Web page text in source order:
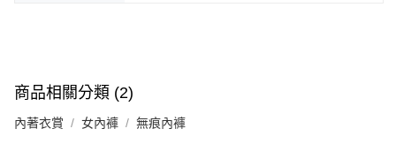
商品相關分類 (2)
內著衣賞 女內褲 無痕內褲